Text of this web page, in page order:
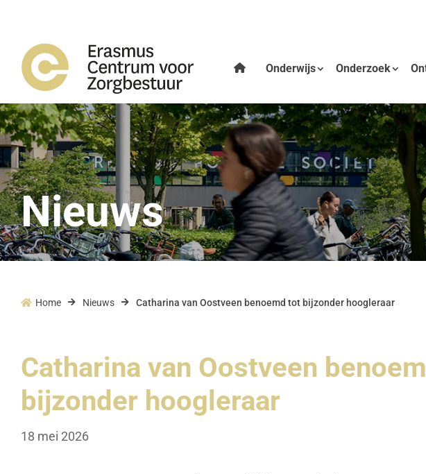
Onderwijs Onderzoek
Nieuws
 Home  Nieuws  Catharina van Oostveen benoemd tot bijzonder hoogleraar
Catharina van Oostveen
bijzonder hoogleraar
18 mei 2026